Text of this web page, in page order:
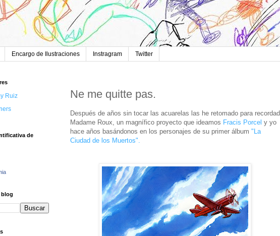
Encargo de Ilustraciones Instragram Twitter
Ne me quitte pas.
Después de años sin tocar las acuarelas las he retomado para recordad
Madame Roux, un magnífico proyecto que ideamos Fracis Porcel y yo
hace años basándonos en los personajes de su primer álbum "La
Ciudad de los Muertos".
Ruiz
de
blog